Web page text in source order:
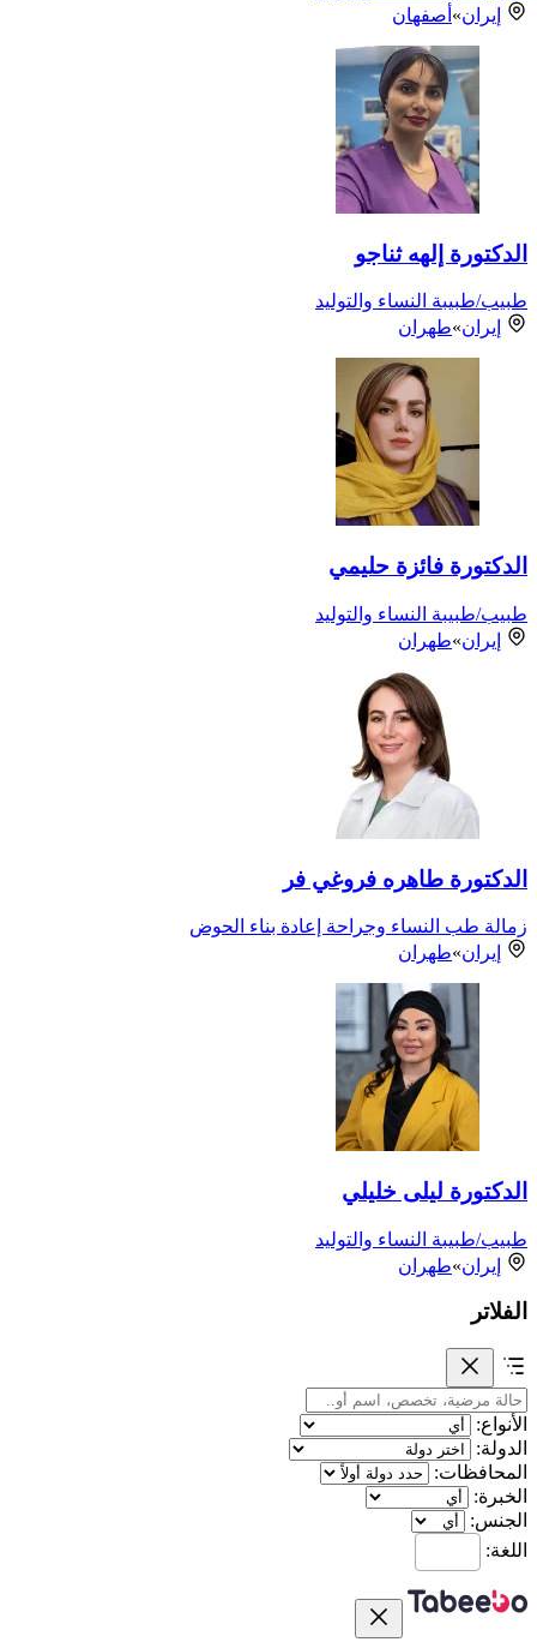
إيران» أصفهان
الدكتورة إلهه ثناجو
طبيب/طبيبة النساء والتوليد
إيران»طهران
الدكتورة فائزة حليمي
طبيب/طبيبة النساء والتوليد
إيران»طهران
الدكتورة طاهره فروغي فر
زمالة طب النساء وجراحة إعادة بناء الحوض
إيران»طهران
الدكتورة ليلى خليلي
طبيب/طبيبة النساء والتوليد
إيران»طهران
الفلاتر
الأنواع:
الدولة:
المحافظات:
الخبرة:
الجنس:
اللغة: